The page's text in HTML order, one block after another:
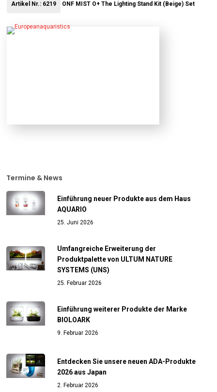
Artikel Nr.: 6219 ONF MIST O+ The Lighting Stand Kit (Beige) Set
Termine & News
Einführung neuer Produkte aus dem Haus
AQUARIO
25. Juni 2026
Umfangreiche Erweiterung der
Produktpalette von ULTUM NATURE
SYSTEMS (UNS)
25. Februar 2026
Einführung weiterer Produkte der Marke
BIOLOARK
9. Februar 2026
Entdecken Sie unsere neuen ADA-Produkte
2026 aus Japan
2. Februar 2026